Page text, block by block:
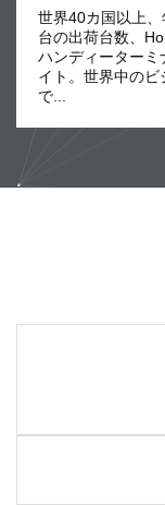
世界40カ国以上
台の出荷台数、
ハンディーターミ
イト。世界中のビ
で...